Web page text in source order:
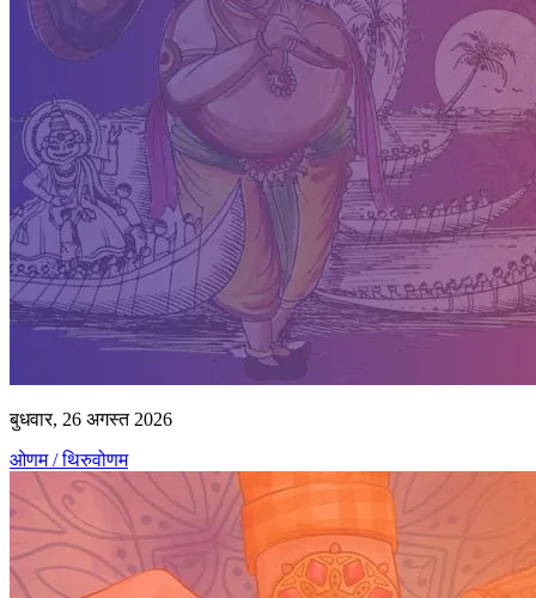
बुधवार, 26 अगस्त 2026
ओणम / थिरुवोणम